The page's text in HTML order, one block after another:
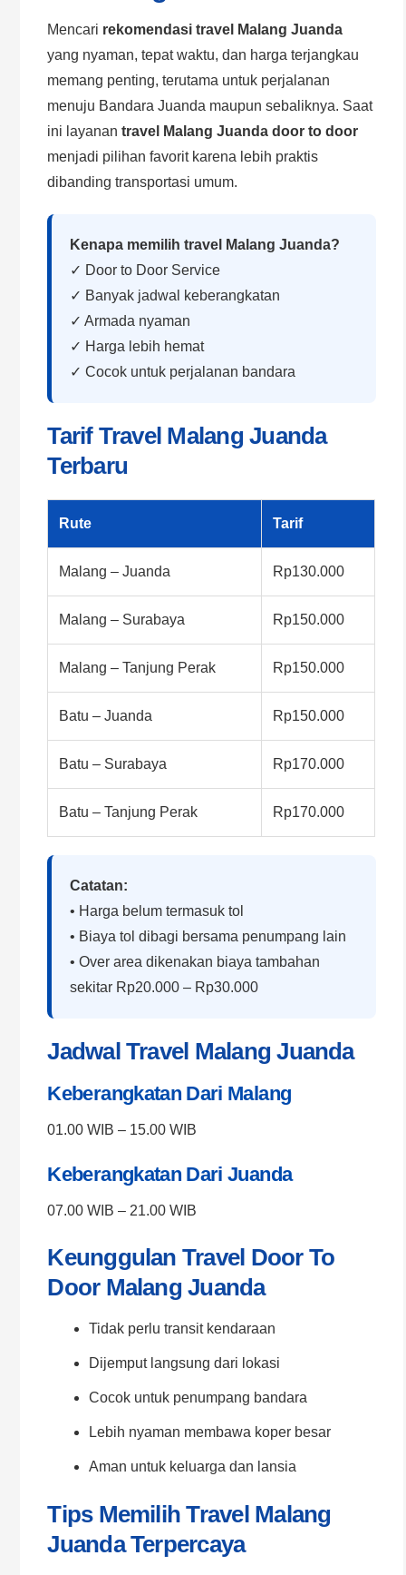
Mencari rekomendasi travel Malang Juanda
yang nyaman, tepat waktu, dan harga terjangkau
memang penting, terutama untuk perjalanan
menuju Bandara Juanda maupun sebaliknya. Saat
ini layanantravel Malang Juanda door to door
menjadi pilihan favorit karena lebih praktis
dibanding transportasi umum.
Kenapa memilih travel Malang Juanda?
✓ Door to Door Service
✓ Banyak jadwal keberangkatan
✓ Armada nyaman
✓ Harga lebih hemat
✓ Cocok untuk perjalanan bandara
Tarif Travel Malang Juanda
Terbaru
Rute Tarif
Malang – Juanda Rp130.000
Malang – Surabaya Rp150.000
Malang – Tanjung Perak Rp150.000
Batu – Juanda Rp150.000
Batu – Surabaya Rp170.000
Batu – Tanjung Perak Rp170.000
Catatan:
• Harga belum termasuk tol
• Biaya tol dibagi bersama penumpang lain
• Over area dikenakan biaya tambahan
sekitar Rp20.000 – Rp30.000
Jadwal Travel Malang Juanda
Keberangkatan Dari Malang
01.00 WIB – 15.00 WIB
Keberangkatan Dari Juanda
07.00 WIB – 21.00 WIB
Keunggulan Travel Door To
Door Malang Juanda
Tidak perlu transit kendaraan
Dijemput langsung dari lokasi
Cocok untuk penumpang bandara
Lebih nyaman membawa koper besar
Aman untuk keluarga dan lansia
Tips Memilih Travel Malang
Juanda Terpercaya